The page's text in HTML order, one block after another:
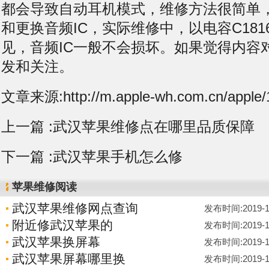
都会导致自动耳机模式，维修方法很简单
和更换音频IC，实际维修中，以电容
见，音频IC一般不会损坏。如果觉得内容
发和关注。
文章来源:http://m.apple-wh.com.cn/
上一篇 :武汉苹果维修点在哪里品质保障
下一篇 :武汉苹果手机怎么修
苹果维修阅读
武汉苹果维修网点查询 发布时间:2019-
附近修武汉苹果的 发布时间:2019-
武汉苹果换屏幕 发布时间:2019-
武汉苹果屏幕哪里换 发布时间:2019-